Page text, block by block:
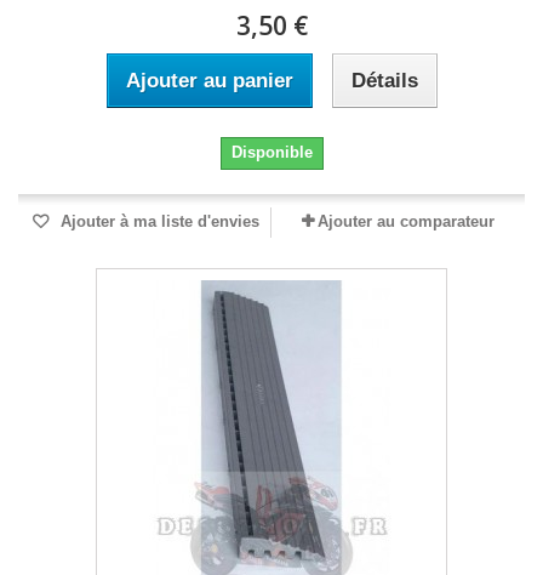
3,50 €
Ajouter au panier Détails
Disponible
Ajouter à ma liste d'envies Ajouter au comparateur